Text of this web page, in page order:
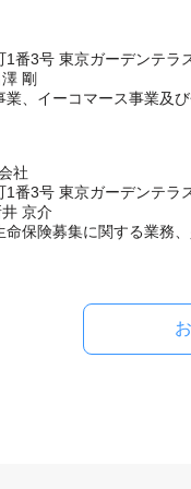
1番3号 東京ガーデンテラ
剛
業、イーコマース事業
社
1番3号 東京ガーデンテラ
京介
命保険募集に関する業務